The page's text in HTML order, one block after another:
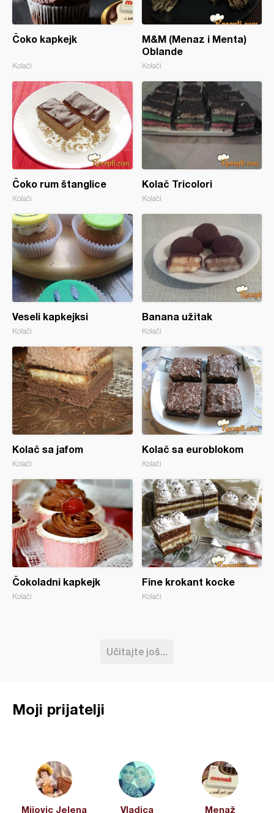
Čoko kapkejk
Kolači
M&M (Menaz i Menta)
Oblande
Kolači
Čoko rum štanglice
Kolači
Kolač Tricolori
Kolači
Veseli kapkejksi
Kolači
Banana užitak
Kolači
Kolač sa jafom
Kolači
Kolač sa euroblokom
Kolači
Čokoladni kapkejk
Kolači
Fine krokant kocke
Kolači
Učitajte još...
Moji prijatelji
Mijovic Jelena Vladica Menaž